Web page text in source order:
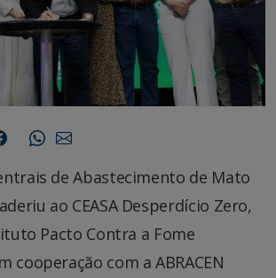
de Abastecimento de Mato
ao CEASA Desperdício Zero,
Pacto Contra a Fome
cooperação com a ABRACEN